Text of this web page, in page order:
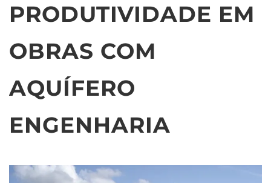
PRODUTIVIDADE EM
OBRAS COM
AQUÍFERO
ENGENHARIA